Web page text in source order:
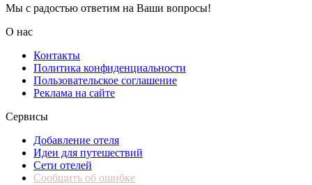
Мы с радостью ответим на Ваши вопросы!
О нас
Контакты
Политика конфиденциальности
Пользовательское соглашение
Реклама на сайте
Сервисы
Добавление отеля
Идеи для путешествий
Сети отелей
Сообщить об ошибке